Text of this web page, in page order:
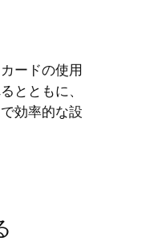
ードの使用
とともに、
効率的な設